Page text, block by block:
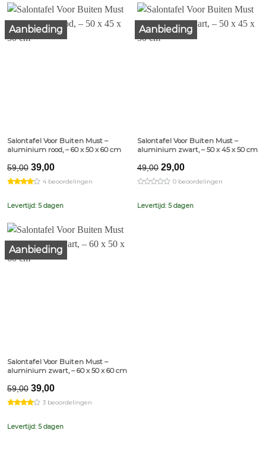
Aanbieding
Salontafel Voor Buiten Must –
aluminium rood, – 60 x 50 x 60 cm
59,00 Original
price
was:
39,00Current
is:
4 beoordelingen
Levertijd: 5 dagen
Aanbieding
Salontafel Voor Buiten Must –
aluminium zwart, – 50 x 45 x 50 cm
49,00 Original
price
was:
29,00Current
is:
0 beoordelingen
Levertijd: 5 dagen
Aanbieding
Salontafel Voor Buiten Must –
aluminium zwart, – 60 x 50 x 60 cm
59,00 Original
price
was:
39,00Current
is:
3 beoordelingen
Levertijd: 5 dagen